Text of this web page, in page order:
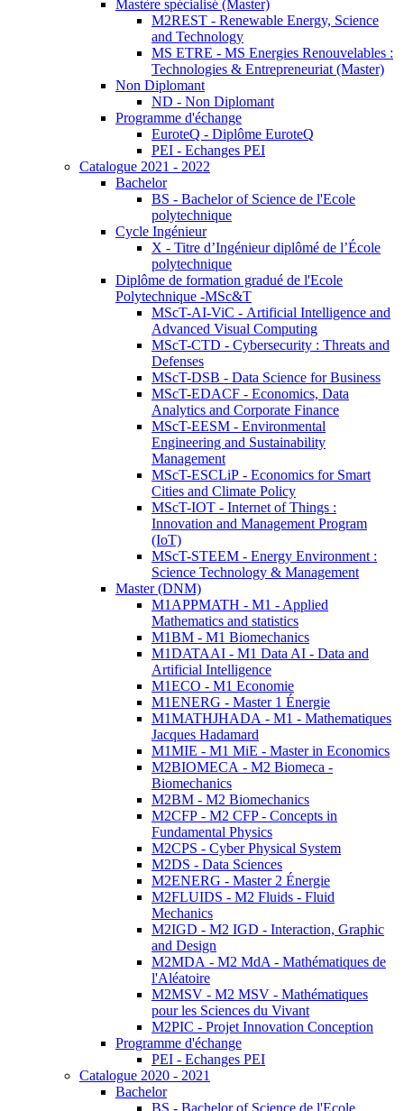
Mastère spécialisé (Master)
M2REST - Renewable Energy, Science
and Technology
MS ETRE - MS Energies Renouvelables :
Technologies & Entrepreneuriat (Master)
Non Diplomant
ND - Non Diplomant
Programme d'échange
EuroteQ - Diplôme EuroteQ
PEI - Echanges PEI
Catalogue 2021 - 2022
Bachelor
BS - Bachelor of Science de l'Ecole
polytechnique
Cycle Ingénieur
X - Titre d’Ingénieur diplômé de l’École
polytechnique
Diplôme de formation gradué de l'Ecole
Polytechnique -MSc&T
MScT-AI-ViC - Artificial Intelligence and
Advanced Visual Computing
MScT-CTD - Cybersecurity : Threats and
Defenses
MScT-DSB - Data Science for Business
MScT-EDACF - Economics, Data
Analytics and Corporate Finance
MScT-EESM - Environmental
Engineering and Sustainability
Management
MScT-ESCLiP - Economics for Smart
Cities and Climate Policy
MScT-IOT - Internet of Things :
Innovation and Management Program
(IoT)
MScT-STEEM - Energy Environment :
Science Technology & Management
Master (DNM)
M1APPMATH - M1 - Applied
Mathematics and statistics
M1BM - M1 Biomechanics
M1DATAAI - M1 Data AI - Data and
Artificial Intelligence
M1ECO - M1 Economie
M1ENERG - Master 1 Énergie
M1MATHJHADA - M1 - Mathematiques
Jacques Hadamard
M1MIE - M1 MiE - Master in Economics
M2BIOMECA - M2 Biomeca -
Biomechanics
M2BM - M2 Biomechanics
M2CFP - M2 CFP - Concepts in
Fundamental Physics
M2CPS - Cyber Physical System
M2DS - Data Sciences
M2ENERG - Master 2 Énergie
M2FLUIDS - M2 Fluids - Fluid
Mechanics
M2IGD - M2 IGD - Interaction, Graphic
and Design
M2MDA - M2 MdA - Mathématiques de
l'Aléatoire
M2MSV - M2 MSV - Mathématiques
pour les Sciences du Vivant
M2PIC - Projet Innovation Conception
Programme d'échange
PEI - Echanges PEI
Catalogue 2020 - 2021
Bachelor
BS - Bachelor of Science de l'Ecole